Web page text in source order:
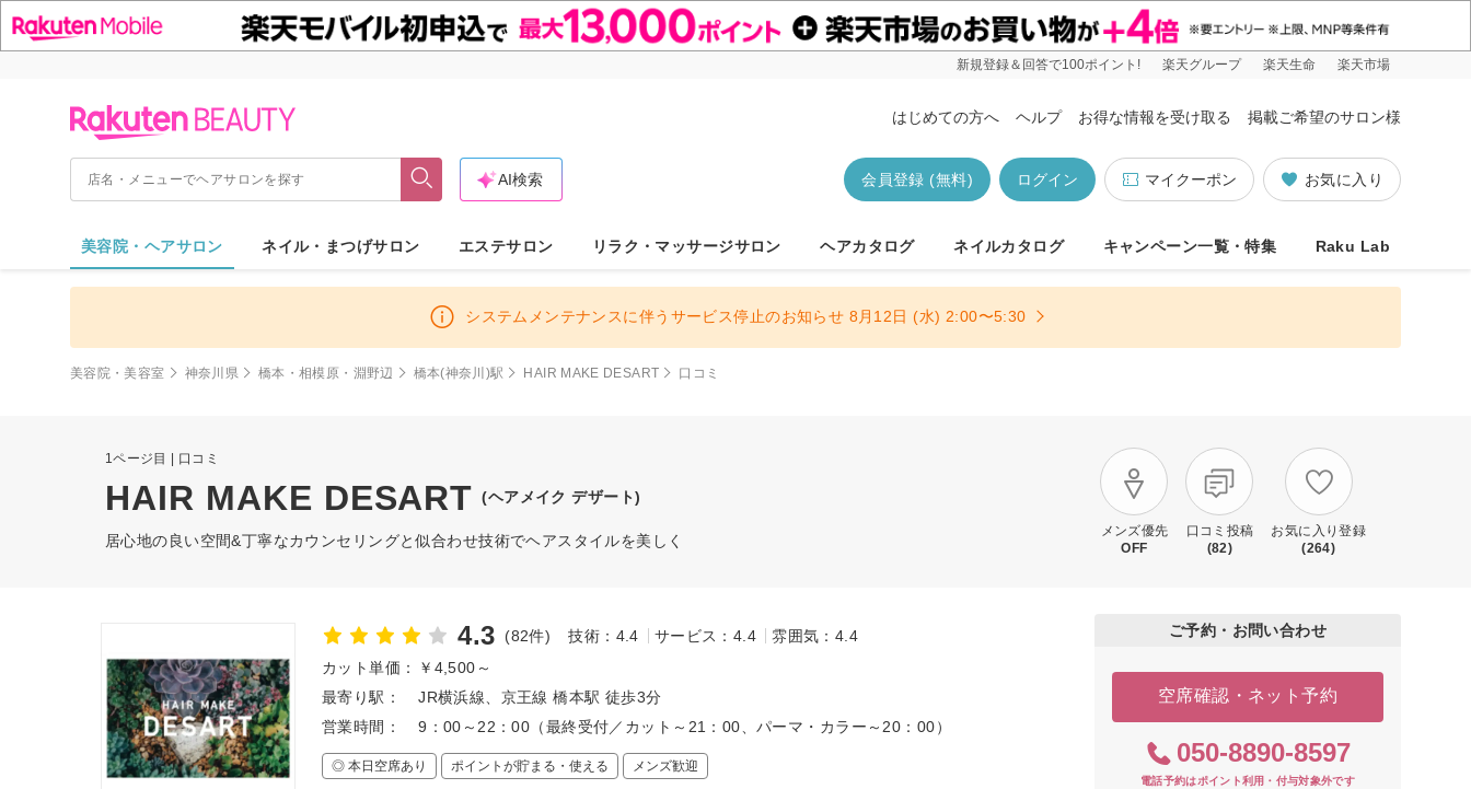
新規登録＆回答で100ポイント! 楽天グループ 楽天生命 楽天市場
はじめての方へ ヘルプ お得な情報を受け取る 掲載ご希望のサロン様
お気に入り
マイクーポン
ログイン
会員登録 (無料)
AI検索
美容院・ヘアサロン ネイル・まつげサロン エステサロン リラク・マッサージサロン ヘアカタログ ネイルカタログ キャンペーン一覧・特集 Raku Lab
システムメンテナンスに伴うサービス停止のお知らせ 8月12日 (水) 2:00〜5:30
美容院・美容室 神奈川県 橋本・相模原・淵野辺 橋本(神奈川)駅 HAIR MAKE DESART 口コミ
1ページ目 | 口コミ
HAIR MAKE DESART (ヘアメイク デザート)
居心地の良い空間&丁寧なカウンセリングと似合わせ技術でヘアスタイルを美しく
メンズ優先
OFF
口コミ投稿
(82)
お気に入り登録
(264)
4.3 (82件) 技術：4.4 サービス：4.4
雰囲気：4.4
カット単価：
￥4,500～
最寄り駅：
JR横浜線、京王線 橋本駅 徒歩3分
営業時間：
9：00～22：00（最終受付／カット～21：00、パーマ・カラー～20：00）
◎ 本日空席あり ポイントが貯まる・使える メンズ歓迎
ご予約・お問い合わせ
空席確認・ネット予約
050-8890-8597
電話予約はポイント利用・付与対象外です